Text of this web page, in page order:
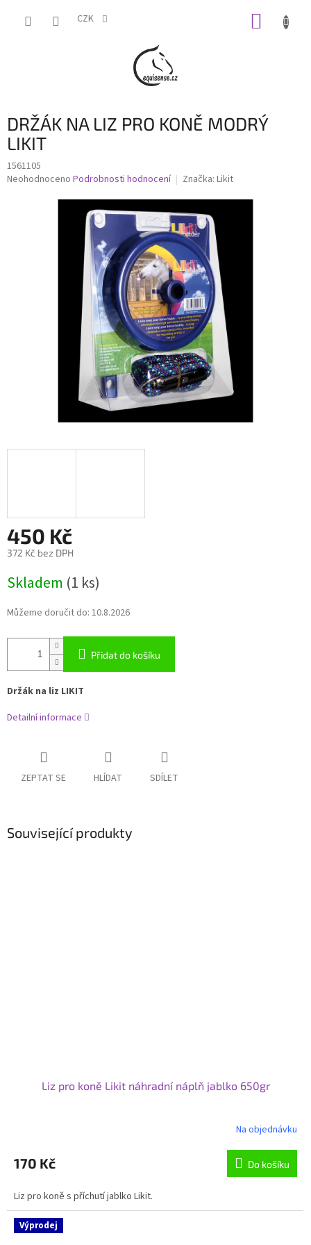
CZK
DRŽÁK NA LIZ PRO KONĚ MODRÝ
LIKIT
1561105
Průměrné
Neohodnoceno Podrobnosti hodnocení Značka: Likit
450 Kč
372 Kč bez DPH
cena:
Skladem (1 ks)
Můžeme doručit do: 10.8.2026
Přidat do košíku
Držák na liz LIKIT
Detailní informace
ZEPTAT SE HLÍDAT SDÍLET
Související produkty
Liz pro koně Likit náhradní náplň jablko 650gr
Na objednávku
170 Kč Do košíku
Liz pro koně s příchutí jablko Likit.
Výprodej